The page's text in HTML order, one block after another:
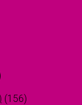
(156)